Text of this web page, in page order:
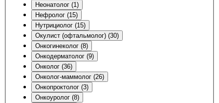
Неонатолог (1)
Нефролог (15)
Нутрициолог (15)
Окулист (офтальмолог) (30)
Онкогинеколог (8)
Онкодерматолог (9)
Онколог (36)
Онколог-маммолог (26)
Онкопроктолог (3)
Онкоуролог (8)